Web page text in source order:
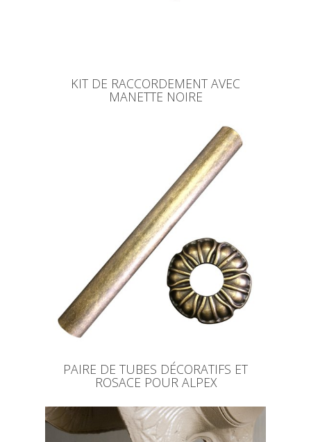
KIT DE RACCORDEMENT AVEC
MANETTE NOIRE
PAIRE DE TUBES DÉCORATIFS ET
ROSACE POUR ALPEX